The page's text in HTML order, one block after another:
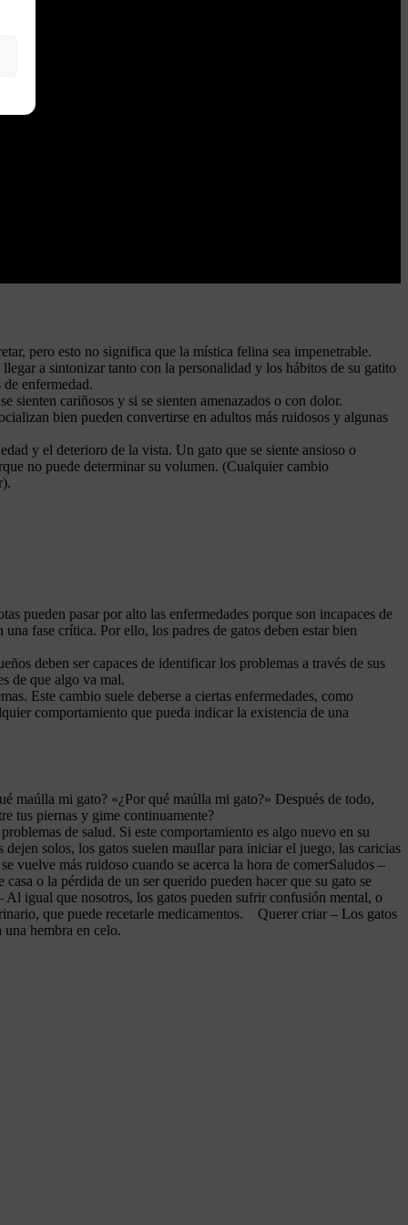
pero esto no significa que la mística felina sea impenetrable.
a sintonizar tanto con la personalidad y los hábitos de su gatito
enfermedad.
cariñosos y si se sienten amenazados o con dolor.
bien pueden convertirse en adultos más ruidosos y algunas
y el deterioro de la vista. Un gato que se siente ansioso o
no puede determinar su volumen. (Cualquier cambio
pueden pasar por alto las enfermedades porque son incapaces de
fase crítica. Por ello, los padres de gatos deben estar bien
deben ser capaces de identificar los problemas a través de sus
de que algo va mal.
Este cambio suele deberse a ciertas enfermedades, como
comportamiento que pueda indicar la existencia de una
maúlla mi gato? «¿Por qué maúlla mi gato?» Después de todo,
tus piernas y gime continuamente?
de salud. Si este comportamiento es algo nuevo en su
solos, los gatos suelen maullar para iniciar el juego, las caricias
vuelve más ruidoso cuando se acerca la hora de comerSaludos –
o la pérdida de un ser querido pueden hacer que su gato se
Al igual que nosotros, los gatos pueden sufrir confusión mental, o
que puede recetarle medicamentos. Querer criar – Los gatos
hembra en celo.